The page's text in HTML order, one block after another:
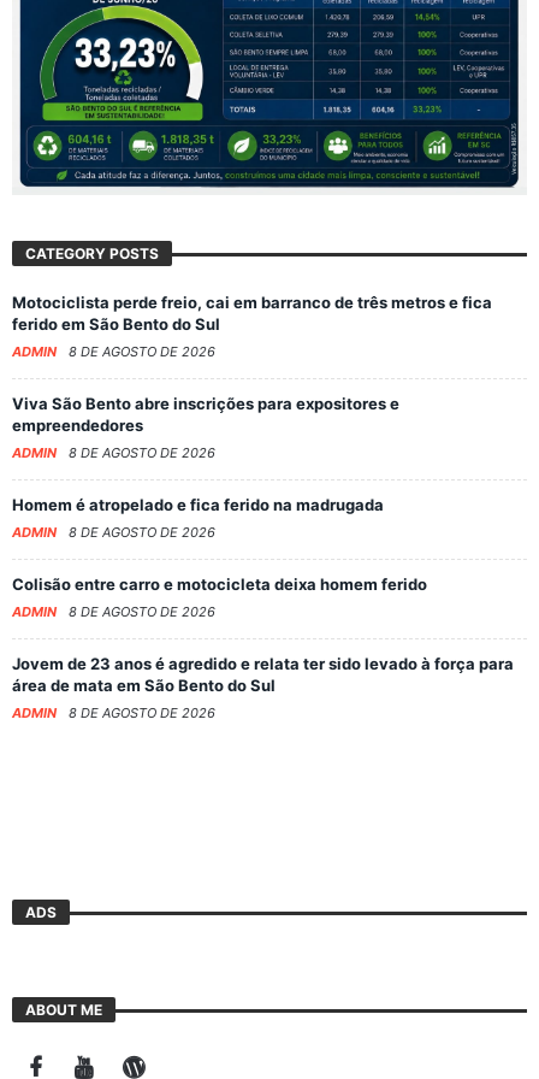
CATEGORY POSTS
Motociclista perde freio, cai em barranco de três metros e fica
ferido em São Bento do Sul
ADMIN 8 DE AGOSTO DE 2026
Viva São Bento abre inscrições para expositores e
empreendedores
ADMIN 8 DE AGOSTO DE 2026
Homem é atropelado e fica ferido na madrugada
ADMIN 8 DE AGOSTO DE 2026
Colisão entre carro e motocicleta deixa homem ferido
ADMIN 8 DE AGOSTO DE 2026
Jovem de 23 anos é agredido e relata ter sido levado à força para
área de mata em São Bento do Sul
ADMIN 8 DE AGOSTO DE 2026
ADS
ABOUT ME